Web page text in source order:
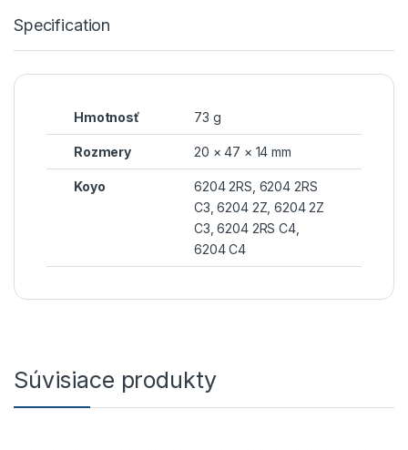
Specification
Hmotnosť 73 g
Rozmery 20 × 47 × 14 mm
Koyo
6204 2RS, 6204 2RS
C3, 6204 2Z, 6204 2Z
C3, 6204 2RS C4,
6204 C4
Súvisiace produkty